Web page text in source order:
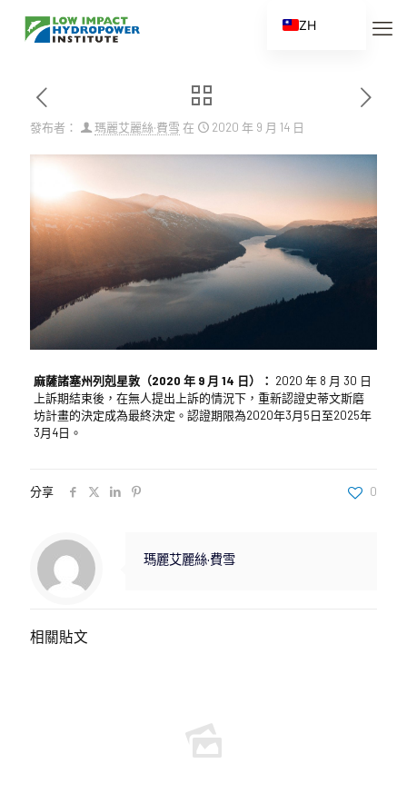
發布者： 瑪麗艾麗絲·費雪 在 2020 年 9 月 14 日
麻薩諸塞州列剋星敦（2020 年 9 月 14 日）： 2020 年 8 月 30 日
上訴期結束後，在無人提出上訴的情況下，重新認證史蒂文斯磨
坊計畫的決定成為最終決定。認證期限為2020年3月5日至2025年
3月4日。
分享 0
瑪麗艾麗絲·費雪
相關貼文
ZH